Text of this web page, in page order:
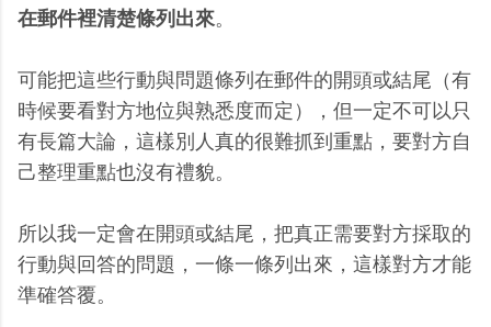
在郵件裡清楚條列出來。
可能把這些行動與問題條列在郵件的開頭或結尾（有
時候要看對方地位與熟悉度而定），但一定不可以只
有長篇大論，這樣別人真的很難抓到重點，要對方自
己整理重點也沒有禮貌。
所以我一定會在開頭或結尾，把真正需要對方採取的
行動與回答的問題，一條一條列出來，這樣對方才能
準確答覆。